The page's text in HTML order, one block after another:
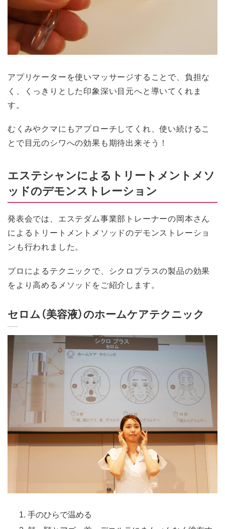
アプリケーターを使いマッサージすることで、負担な
く、くっきりとした印象深い目元へと導いてくれま
す。
むくみやクマにもアプローチしてくれ、使い続けるこ
とで目元のシワへの効果も期待出来そう！
エステシャンによるトリートメントメソ
ッドのデモンストレーション
発表会では、エステダム事業部トレーナーの岡本さん
によるトリートメントメソッドのデモンストレーショ
ンも行われました。
プロによるテクニックで、シクロプラスの製品の効果
をより高めるメソッドをご紹介します。
セロム（美容液）のホームケアテクニック
手のひらで温める